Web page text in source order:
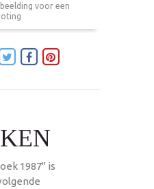
voor een
1987" is